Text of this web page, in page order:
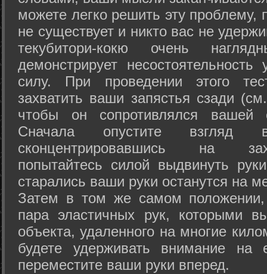
можете легко решить эту проблему,
не существует и никто вас не
текубитори-кокю очень
демонстрирует
силу. При проведении этого
захватить ваши запястья сзади
чтобы он сопротивлялся вашей
Сначала опустите
сконцентрировавшись на
попытайтесь силой выдвинуть
старались ваши руки останутся на
Затем в том же самом положении,
пара эластичных рук, которыми
объекта, удаленного на многие
будете удерживать внимание на
переместите ваши руки вперед.